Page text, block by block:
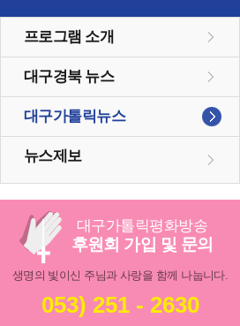
프로그램 소개
대구경북 뉴스
대구가톨릭뉴스
뉴스제보
대구가톨릭평화방송
후원회 가입 및 문의
생명의 빛이신 주님과 사랑을 함께 나눕니다.
053) 251 - 2630